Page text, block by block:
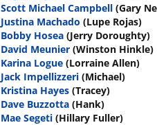
Scott Michael Campbell (Gary
Justina Machado (Lupe Rojas)
Bobby Hosea (Jerry Doroughty)
David Meunier (Winston Hinkle)
Karina Logue (Lorraine Allen)
Jack Impellizzeri (Michael)
Kristina Hayes (Tracey)
Dave Buzzotta (Hank)
Mae Segeti (Hillary Fuller)